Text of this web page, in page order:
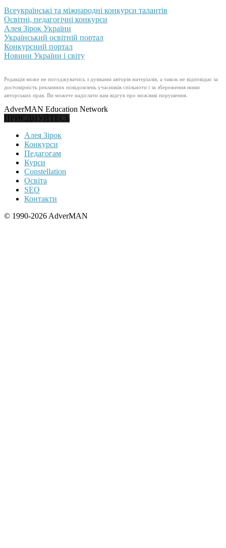
Всеукраїнські та міжнародні конкурси талантів
Освітні, педагогічні конкурси
Алея Зірок України
Український освітній портал
Конкурсний портал
Новини України і світу
Редакція може не погоджуватись з думками авторів матеріалів, а також не відповідає за
достовірність рекламних повідомлень учасників спільноти і за збереження ними
авторських прав. Ви можете надіслати нам відгук про можливі порушення.
AdverMAN Education Network
ПРИЄДНУЙТЕСЬ
Алея Зірок
Конкурси
Педагогам
Курси
Constellation
Освіта
SEO
Контакти
© 1990-2026 AdverMAN